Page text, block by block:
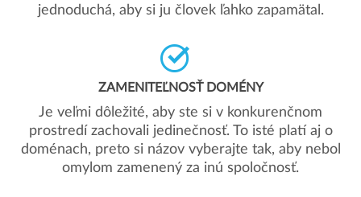
jednoduchá, aby si ju človek ľahko zapamätal.
ZAMENITEĽNOSŤ DOMÉNY
Je veľmi dôležité, aby ste si v konkurenčnom
prostredí zachovali jedinečnosť. To isté platí aj o
doménach, preto si názov vyberajte tak, aby nebol
omylom zamenený za inú spoločnosť.